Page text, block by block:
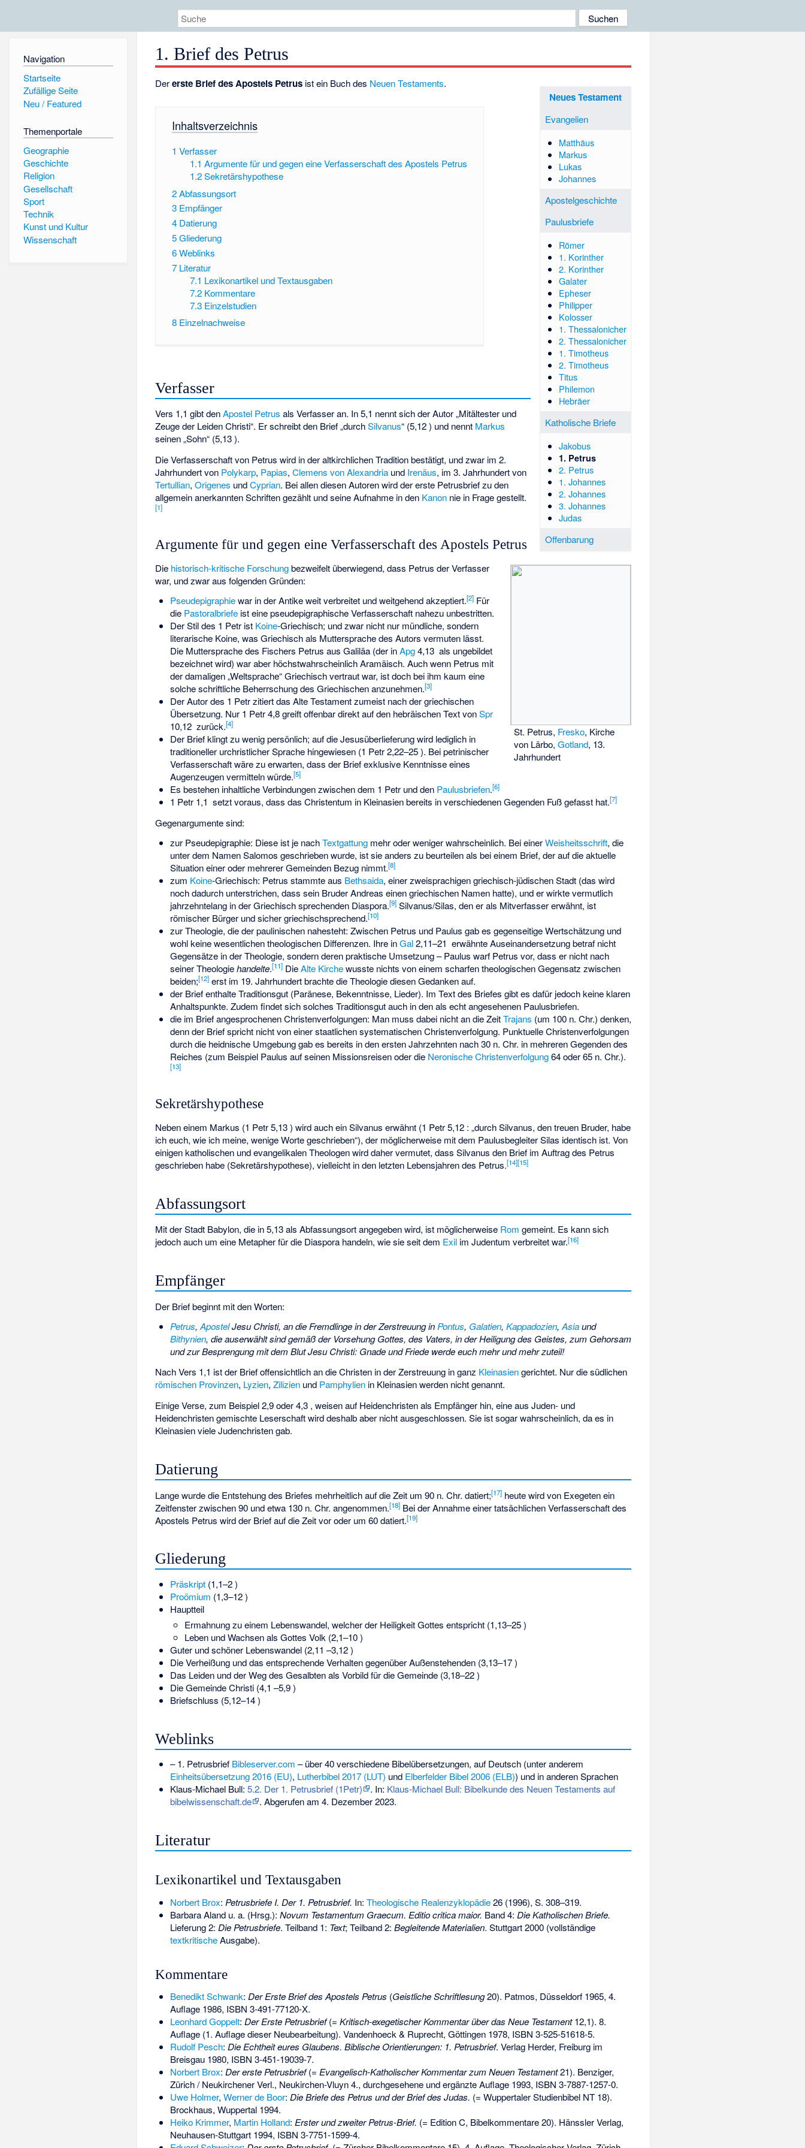
Navigation
Startseite
Zufällige Seite
Neu / Featured
Themenportale
Geographie
Geschichte
Religion
Gesellschaft
Sport
Technik
Kunst und Kultur
Wissenschaft
1. Brief des Petrus
Neues Testament
Evangelien
Matthäus
Markus
Lukas
Johannes
Apostelgeschichte
Paulusbriefe
Römer
1. Korinther
2. Korinther
Galater
Epheser
Philipper
Kolosser
1. Thessalonicher
2. Thessalonicher
1. Timotheus
2. Timotheus
Titus
Philemon
Hebräer
Katholische Briefe
Jakobus
1. Petrus
2. Petrus
1. Johannes
2. Johannes
3. Johannes
Judas
Offenbarung
St. Petrus, Fresko, Kirche
von Lärbo,Gotland, 13.
Jahrhundert
Dererste Brief des Apostels Petrus ist ein Buch des Neuen Testaments.
Inhaltsverzeichnis
1 Verfasser
1.1 Argumente für und gegen eine Verfasserschaft des Apostels Petrus
1.2 Sekretärshypothese
2Abfassungsort
3 Empfänger
4 Datierung
5Gliederung
6Weblinks
7 Literatur
7.1 Lexikonartikel und Textausgaben
7.2 Kommentare
7.3 Einzelstudien
8 Einzelnachweise
Verfasser
Vers 1,1 gibt denApostel Petrus als Verfasser an. In 5,1 nennt sich der Autor „Mitältester und
Zeuge der Leiden Christi“. Er schreibt den Brief „durchSilvanus“ (5,12 ) und nennt Markus
seinen „Sohn“ (5,13 ).
Die Verfasserschaft von Petrus wird in der altkirchlichen Tradition bestätigt, und zwar im 2.
Jahrhundert von Polykarp, Papias,Clemens von Alexandria und Irenäus, im 3. Jahrhundert von
Tertullian,Origenes undCyprian. Bei allen diesen Autoren wird der erste Petrusbrief zu den
allgemein anerkannten Schriften gezählt und seine Aufnahme in den Kanon nie in Frage gestellt.
[1]
Argumente für und gegen eine Verfasserschaft des Apostels Petrus
Die historisch-kritische Forschungbezweifelt überwiegend, dass Petrus der Verfasser
war, und zwar aus folgenden Gründen:
Pseudepigraphiewar in der Antike weit verbreitet und weitgehend akzeptiert.[2]Für
die Pastoralbriefeist eine pseudepigraphische Verfasserschaft nahezu unbestritten.
Der Stil des 1 Petr ist Koine-Griechisch; und zwar nicht nur mündliche, sondern
literarische Koine, was Griechisch als Muttersprache des Autors vermuten lässt.
Die Muttersprache des Fischers Petrus aus Galiläa (der inApg4,13 als ungebildet
bezeichnet wird) war aber höchstwahrscheinlich Aramäisch. Auch wenn Petrus mit
der damaligen „Weltsprache“ Griechisch vertraut war, ist doch bei ihm kaum eine
solche schriftliche Beherrschung des Griechischen anzunehmen.[3]
Der Autor des 1 Petr zitiert das Alte Testament zumeist nach der griechischen
Übersetzung. Nur 1 Petr 4,8 greift offenbar direkt auf den hebräischen Text vonSpr
10,12 zurück.[4]
Der Brief klingt zu wenig persönlich; auf die Jesusüberlieferung wird lediglich in
traditioneller urchristlicher Sprache hingewiesen (1 Petr 2,22–25 ). Bei petrinischer
Verfasserschaft wäre zu erwarten, dass der Brief exklusive Kenntnisse eines
Augenzeugen vermitteln würde.[5]
Es bestehen inhaltliche Verbindungen zwischen dem 1 Petr und den Paulusbriefen.[6]
1 Petr1,1 setzt voraus, dass das Christentum in Kleinasien bereits in verschiedenen Gegenden Fuß gefasst hat.[7]
Gegenargumente sind:
zur Pseudepigraphie: Diese ist je nachTextgattungmehr oder weniger wahrscheinlich. Bei einerWeisheitsschrift, die
unter dem Namen Salomos geschrieben wurde, ist sie anders zu beurteilen als bei einem Brief, der auf die aktuelle
Situation einer oder mehrerer Gemeinden Bezug nimmt.[8]
zum Koine-Griechisch: Petrus stammte aus Bethsaida, einer zweisprachigen griechisch-jüdischen Stadt (das wird
noch dadurch unterstrichen, dass sein Bruder Andreas einen griechischen Namen hatte), und er wirkte vermutlich
jahrzehntelang in der Griechisch sprechenden Diaspora.[9]Silvanus/Silas, den er als Mitverfasser erwähnt, ist
römischer Bürger und sicher griechischsprechend.[10]
zur Theologie, die der paulinischen nahesteht: Zwischen Petrus und Paulus gab es gegenseitige Wertschätzung und
wohl keine wesentlichen theologischen Differenzen. Ihre inGal2,11–21 erwähnte Auseinandersetzung betraf nicht
Gegensätze in der Theologie, sondern deren praktische Umsetzung – Paulus warf Petrus vor, dass er nicht nach
seiner Theologiehandelte.[11]DieAlte Kirchewusste nichts von einem scharfen theologischen Gegensatz zwischen
beiden;[12]erst im 19. Jahrhundert brachte die Theologie diesen Gedanken auf.
der Brief enthalte Traditionsgut (Paränese, Bekenntnisse, Lieder). Im Text des Briefes gibt es dafür jedoch keine klaren
Anhaltspunkte. Zudem findet sich solches Traditionsgut auch in den als echt angesehenen Paulusbriefen.
die im Brief angesprochenen Christenverfolgungen: Man muss dabei nicht an die ZeitTrajans (um 100 n. Chr.) denken,
denn der Brief spricht nicht von einer staatlichen systematischen Christenverfolgung. Punktuelle Christenverfolgungen
durch die heidnische Umgebung gab es bereits in den ersten Jahrzehnten nach 30 n. Chr. in mehreren Gegenden des
Reiches (zum Beispiel Paulus auf seinen Missionsreisen oder die Neronische Christenverfolgung64 oder 65 n. Chr.).
[13]
Sekretärshypothese
Neben einem Markus (1 Petr 5,13 ) wird auch ein Silvanus erwähnt (1 Petr 5,12 : „durch Silvanus, den treuen Bruder, habe
ich euch, wie ich meine, wenige Worte geschrieben“), der möglicherweise mit dem Paulusbegleiter Silas identisch ist. Von
einigen katholischen und evangelikalen Theologen wird daher vermutet, dass Silvanus den Brief im Auftrag des Petrus
geschrieben habe (Sekretärshypothese), vielleicht in den letzten Lebensjahren des Petrus.[14][15]
Abfassungsort
Mit der Stadt Babylon, die in 5,13 als Abfassungsort angegeben wird, ist möglicherweise Rom gemeint. Es kann sich
jedoch auch um eine Metapher für die Diaspora handeln, wie sie seit dem Exil im Judentum verbreitet war.[16]
Empfänger
Der Brief beginnt mit den Worten:
Petrus, ApostelJesu Christi, an die Fremdlinge in der Zerstreuung in Pontus, Galatien, Kappadozien, Asiaund
Bithynien, die auserwählt sind gemäß der Vorsehung Gottes, des Vaters, in der Heiligung des Geistes, zum Gehorsam
und zur Besprengung mit dem Blut Jesu Christi: Gnade und Friede werde euch mehr und mehr zuteil!
Nach Vers 1,1 ist der Brief offensichtlich an die Christen in der Zerstreuung in ganz Kleinasiengerichtet. Nur die südlichen
römischen Provinzen, Lyzien,Zilizien und Pamphylien in Kleinasien werden nicht genannt.
Einige Verse, zum Beispiel 2,9 oder 4,3 , weisen auf Heidenchristen als Empfänger hin, eine aus Juden- und
Heidenchristen gemischte Leserschaft wird deshalb aber nicht ausgeschlossen. Sie ist sogar wahrscheinlich, da es in
Kleinasien viele Judenchristen gab.
Datierung
Lange wurde die Entstehung des Briefes mehrheitlich auf die Zeit um 90 n. Chr. datiert;[17] heute wird von Exegeten ein
Zeitfenster zwischen 90 und etwa 130 n. Chr. angenommen.[18] Bei der Annahme einer tatsächlichen Verfasserschaft des
Apostels Petrus wird der Brief auf die Zeit vor oder um 60 datiert.[19]
Gliederung
Präskript(1,1–2 )
Proömium (1,3–12 )
Hauptteil
Ermahnung zu einem Lebenswandel, welcher der Heiligkeit Gottes entspricht (1,13–25 )
Leben und Wachsen als Gottes Volk (2,1–10 )
Guter und schöner Lebenswandel (2,11 –3,12 )
Die Verheißung und das entsprechende Verhalten gegenüber Außenstehenden (3,13–17 )
Das Leiden und der Weg des Gesalbten als Vorbild für die Gemeinde (3,18–22 )
Die Gemeinde Christi (4,1 –5,9 )
Briefschluss (5,12–14 )
Weblinks
– 1. Petrusbrief Bibleserver.com – über 40 verschiedene Bibelübersetzungen, auf Deutsch (unter anderem
Einheitsübersetzung 2016 (EU), Lutherbibel 2017 (LUT) und Elberfelder Bibel 2006 (ELB)) und in anderen Sprachen
Klaus-Michael Bull: 5.2. Der 1. Petrusbrief (1Petr) . In: Klaus-Michael Bull: Bibelkunde des Neuen Testaments auf
bibelwissenschaft.de
. Abgerufen am 4. Dezember 2023.
Literatur
Lexikonartikel und Textausgaben
Norbert Brox: Petrusbriefe I. Der 1. Petrusbrief. In: Theologische Realenzyklopädie26 (1996), S. 308–319.
Barbara Aland u. a. (Hrsg.): Novum Testamentum Graecum. Editio critica maior. Band 4: Die Katholischen Briefe.
Lieferung 2: Die Petrusbriefe. Teilband 1: Text; Teilband 2: Begleitende Materialien. Stuttgart 2000 (vollständige
textkritischeAusgabe).
Kommentare
Benedikt Schwank: Der Erste Brief des Apostels Petrus (Geistliche Schriftlesung20). Patmos, Düsseldorf 1965, 4.
Auflage 1986, ISBN 3-491-77120-X.
Leonhard Goppelt: Der Erste Petrusbrief(= Kritisch-exegetischer Kommentar über das Neue Testament12,1). 8.
Auflage (1. Auflage dieser Neubearbeitung). Vandenhoeck & Ruprecht, Göttingen 1978, ISBN 3-525-51618-5.
Rudolf Pesch: Die Echtheit eures Glaubens. Biblische Orientierungen: 1. Petrusbrief. Verlag Herder, Freiburg im
Breisgau 1980, ISBN 3-451-19039-7.
Norbert Brox: Der erste Petrusbrief(= Evangelisch-Katholischer Kommentar zum Neuen Testament21). Benziger,
Zürich / Neukirchener Verl., Neukirchen-Vluyn 4., durchgesehene und ergänzte Auflage 1993, ISBN 3-7887-1257-0.
Uwe Holmer, Werner de Boor: Die Briefe des Petrus und der Brief des Judas. (= Wuppertaler Studienbibel NT 18).
Brockhaus, Wuppertal 1994.
Heiko Krimmer, Martin Holland: Erster und zweiter Petrus-Brief. (= Edition C, Bibelkommentare 20). Hänssler Verlag,
Neuhausen-Stuttgart 1994, ISBN 3-7751-1599-4.